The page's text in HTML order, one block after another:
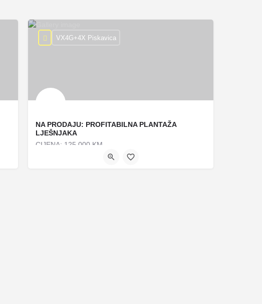
NA PRODAJU: PROFITABILNA PLANTAŽA
LJEŠNJAKA
CIJENA: 125.000 KM
VX4G+4X Piskavica